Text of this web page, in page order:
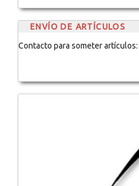
ENVÍO DE ARTÍCULOS
Contacto para someter artículos: